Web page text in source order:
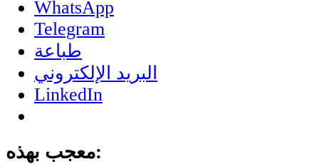
WhatsApp
Telegram
طباعة
البريد الإلكتروني
LinkedIn
معجب بهذه: